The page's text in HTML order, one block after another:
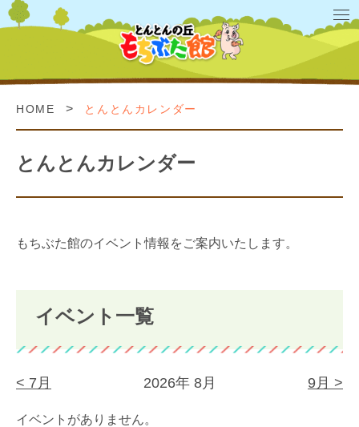
HOME > とんとんカレンダー
とんとんカレンダー
もちぶた館のイベント情報をご案内いたします。
イベント一覧
< 7月 2026年 8月 9月 >
イベントがありません。